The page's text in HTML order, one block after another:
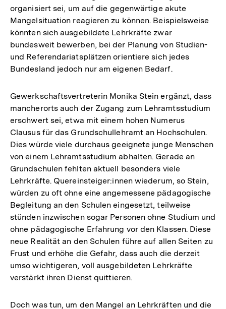
organisiert sei, um auf die gegenwärtige akute
Mangelsituation reagieren zu können. Beispielsweise
könnten sich ausgebildete Lehrkräfte zwar
bundesweit bewerben, bei der Planung von Studien-
und Referendariatsplätzen orientiere sich jedes
Bundesland jedoch nur am eigenen Bedarf.
Gewerkschaftsvertreterin Monika Stein ergänzt, dass
mancherorts auch der Zugang zum Lehramtsstudium
erschwert sei, etwa mit einem hohen Numerus
Clausus für das Grundschullehramt an Hochschulen.
Dies würde viele durchaus geeignete junge Menschen
von einem Lehramtsstudium abhalten. Gerade an
Grundschulen fehlten aktuell besonders viele
Lehrkräfte. Quereinsteiger:innen wiederum, so Stein,
würden zu oft ohne eine angemessene pädagogische
Begleitung an den Schulen eingesetzt, teilweise
stünden inzwischen sogar Personen ohne Studium und
ohne pädagogische Erfahrung vor den Klassen. Diese
neue Realität an den Schulen führe auf allen Seiten zu
Frust und erhöhe die Gefahr, dass auch die derzeit
umso wichtigeren, voll ausgebildeten Lehrkräfte
verstärkt ihren Dienst quittieren.
Doch was tun, um den Mangel an Lehrkräften und die